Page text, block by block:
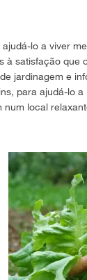
lo a viver
à satisfação que
jardinagem e
para ajudá-lo a
num local